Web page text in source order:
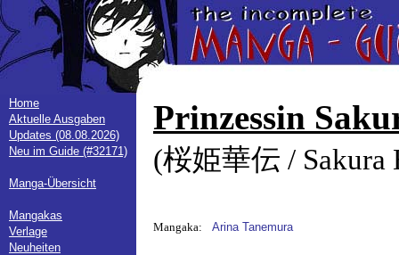
Home
Aktuelle Ausgaben
Updates (08.08.2026)
Neu im Guide (#32171)
Manga-Übersicht
Mangakas
Verlage
Neuheiten
Prinzessin
(桜姫華伝 / Sakura
Mangaka: Arina Tanemura